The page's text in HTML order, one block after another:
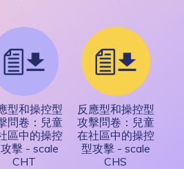
型和操控型
問卷：兒童
區中的操控
擊 - scale
CHT
反應型和操控型
攻擊問卷：兒童
在社區中的操控
型攻擊 - scale
CHS